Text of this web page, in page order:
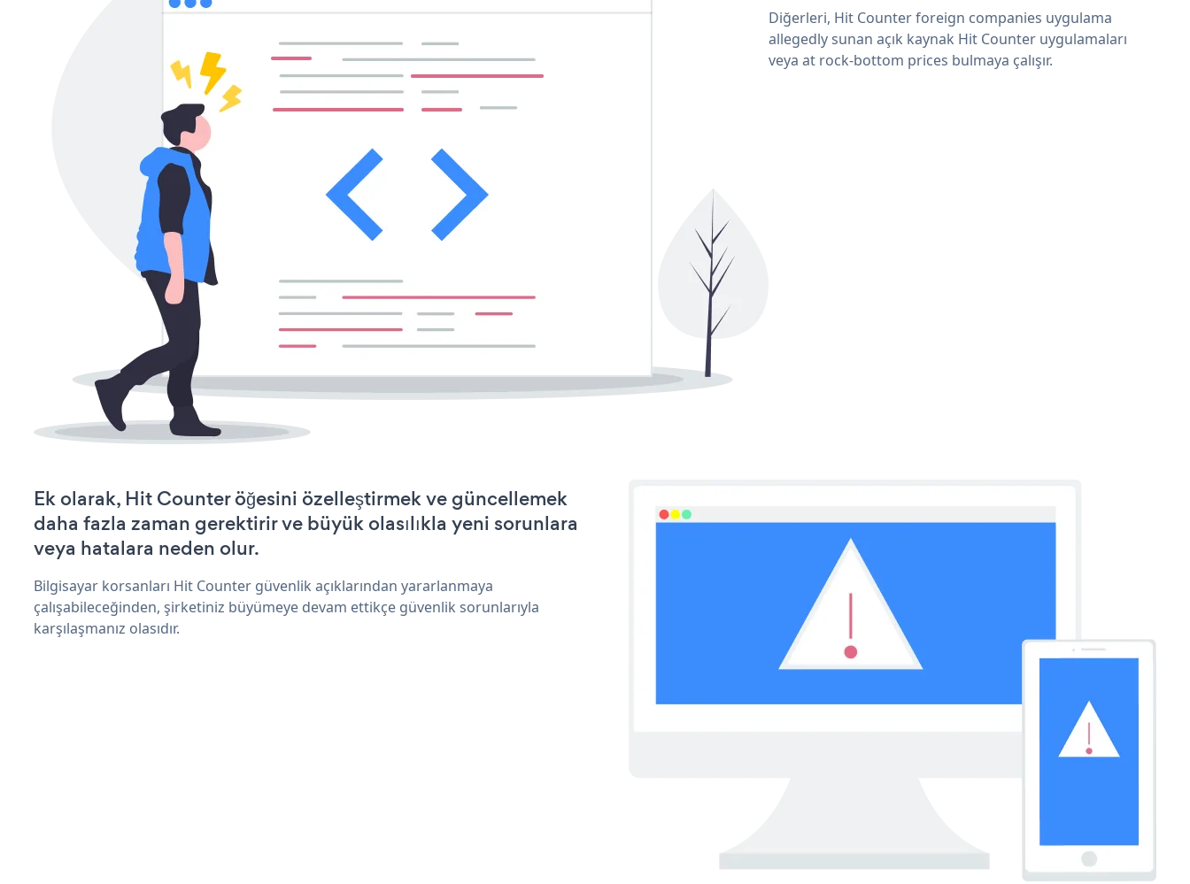
Diğerleri, Hit Counter foreign companies uygulama
allegedly sunan açık kaynak Hit Counter uygulamaları
veya at rock-bottom prices bulmaya çalışır.
Ek olarak, Hit Counter öğesini özelleştirmek ve güncellemek
daha fazla zaman gerektirir ve büyük olasılıkla yeni sorunlara
veya hatalara neden olur.
Bilgisayar korsanları Hit Counter güvenlik açıklarından yararlanmaya
çalışabileceğinden, şirketiniz büyümeye devam ettikçe güvenlik sorunlarıyla
karşılaşmanız olasıdır.